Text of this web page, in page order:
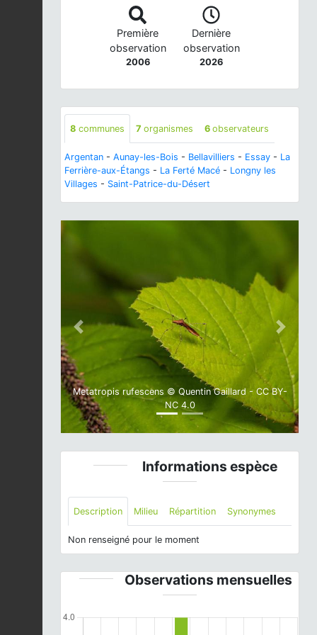
Première
observation
2006
Dernière
observation
2026
8 communes 7 organismes 6 observateurs
Argentan - Aunay-les-Bois - Bellavilliers - Essay - La
Ferrière-aux-Étangs - La Ferté Macé - Longny les
Villages - Saint-Patrice-du-Désert
Metatropis rufescens © Quentin Gaillard - CC BY-
NC 4.0
Previous Next
Informations espèce
Description Milieu Répartition Synonymes
Non renseigné pour le moment
Observations mensuelles